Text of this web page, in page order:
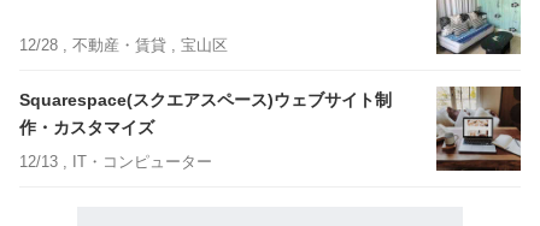
12/28 , 不動産・賃貸 , 宝山区
Squarespace(スクエアスペース)ウェブサイト制
作・カスタマイズ
12/13 , IT・コンピューター